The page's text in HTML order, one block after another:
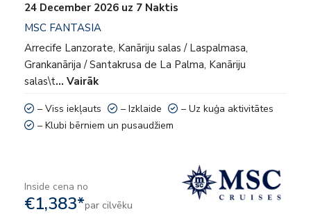
24 December 2026 uz 7 Naktis
MSC FANTASIA
Arrecife Lanzorate, Kanāriju salas / Laspalmasa,
Grankanārija / Santakrusa de La Palma, Kanāriju
salas\t… Vairāk
– Viss iekļauts – Izklaide
– Uz kuģa aktivitātes
– Klubi bērniem un pusaudžiem
Inside cena no
€1,383*par cilvēku